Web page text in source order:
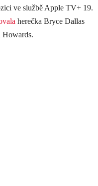
ve službě Apple TV+ 19.
herečka Bryce Dallas
Howards.